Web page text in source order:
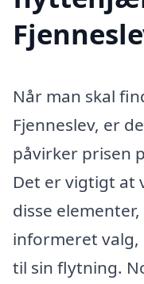
Når man skal
Fjenneslev, er
påvirker prisen
Det er vigtigt
disse
informeret
til sin flytning.